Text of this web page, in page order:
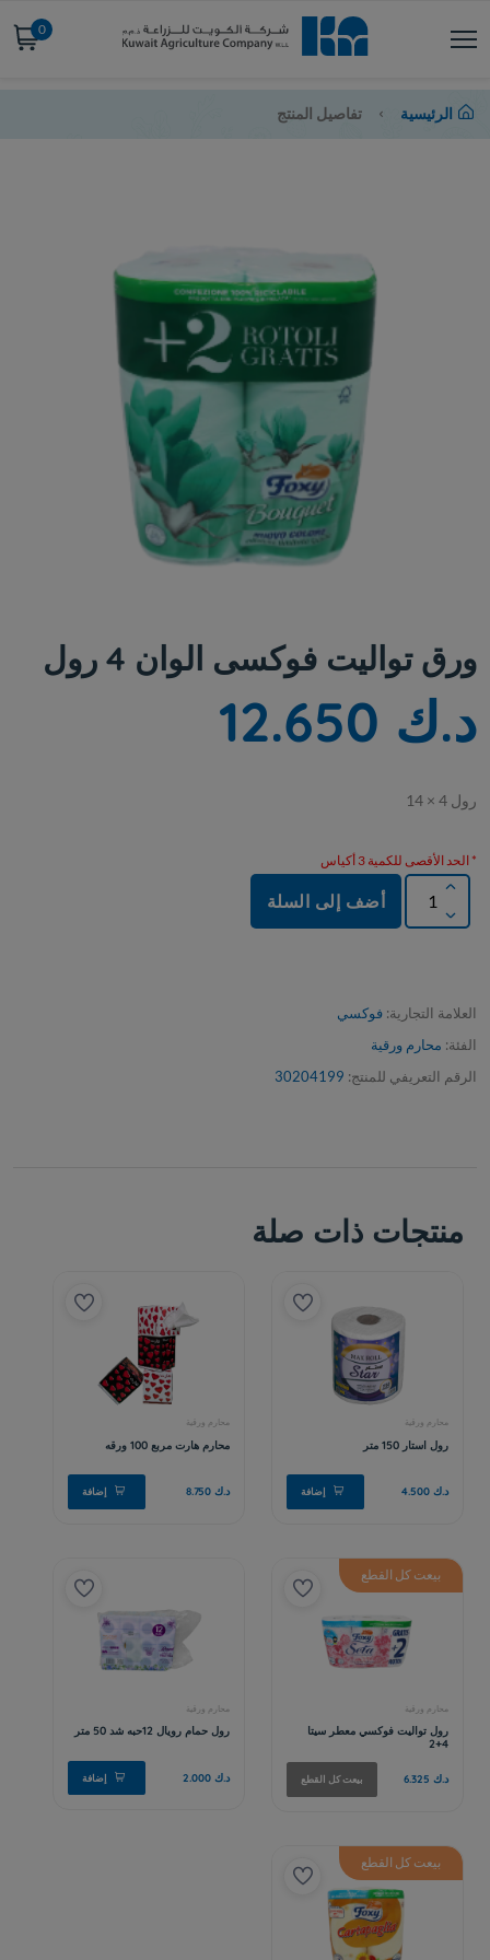
0
الرئيسية تفاصيل المنتج
ورق تواليت فوكسى الوان 4 رول
د.ك 12.650
14 × 4 لور
* الحد الأقصى للكمية 3 أكياس
أضف إلى السلة
العلامة التجارية: فوكسي
الفئة: محارم ورقية
الرقم التعريفي للمنتج: 30204199
منتجات ذات صلة
بيعت كل القطع
بيعت كل القطع